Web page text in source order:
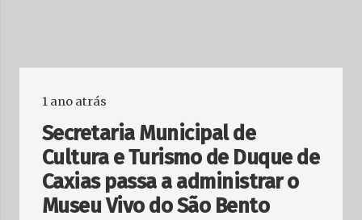
1 ano atrás
Secretaria Municipal de
Cultura e Turismo de Duque de
Caxias passa a administrar o
Museu Vivo do São Bento